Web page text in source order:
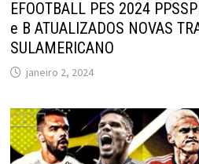
EFOOTBALL PES 2024
e B ATUALIZADOS NOVAS
SULAMERICANO
janeiro 2, 2024